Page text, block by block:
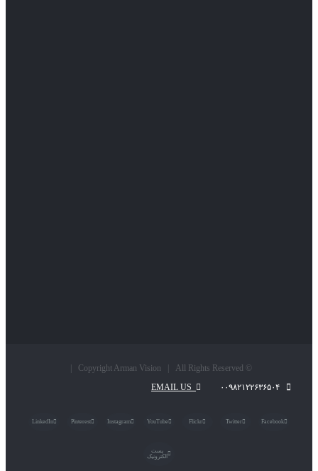
© Copyright Arman Vision | All Rights Reserved |
Facebook
Twitter
Flickr
YouTube
Instagram
Pinterest
LinkedIn
پست
الکترونیک